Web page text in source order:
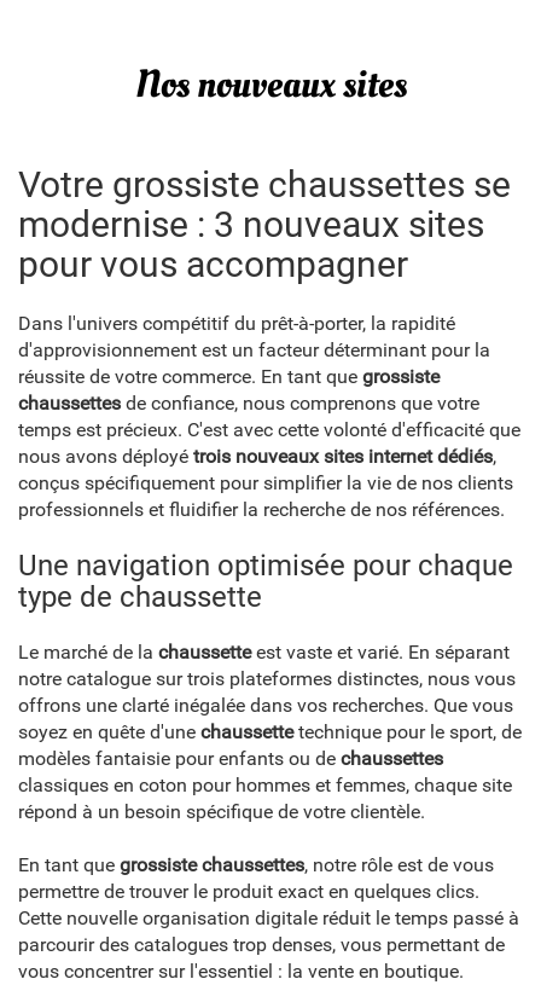
Nos nouveaux sites
Votre grossiste chaussettes se
modernise : 3 nouveaux sites
pour vous accompagner
Dans l'univers compétitif du prêt-à-porter, la rapidité
d'approvisionnement est un facteur déterminant pour la
réussite de votre commerce. En tant que grossiste
chaussettes de confiance, nous comprenons que votre
temps est précieux. C'est avec cette volonté d'efficacité que
nous avons déployé trois nouveaux sites internet dédiés,
conçus spécifiquement pour simplifier la vie de nos clients
professionnels et fluidifier la recherche de nos références.
Une navigation optimisée pour chaque
type de chaussette
Le marché de la chaussetteest vaste et varié. En séparant
notre catalogue sur trois plateformes distinctes, nous vous
offrons une clarté inégalée dans vos recherches. Que vous
soyez en quête d'une chaussettetechnique pour le sport, de
modèles fantaisie pour enfants ou de chaussettes
classiques en coton pour hommes et femmes, chaque site
répond à un besoin spécifique de votre clientèle.
En tant que grossiste chaussettes, notre rôle est de vous
permettre de trouver le produit exact en quelques clics.
Cette nouvelle organisation digitale réduit le temps passé à
parcourir des catalogues trop denses, vous permettant de
vous concentrer sur l'essentiel : la vente en boutique.